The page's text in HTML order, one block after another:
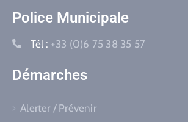
Police Municipale
Tél : +33 (0)6 75 38 35 57
Démarches
Alerter / Prévenir